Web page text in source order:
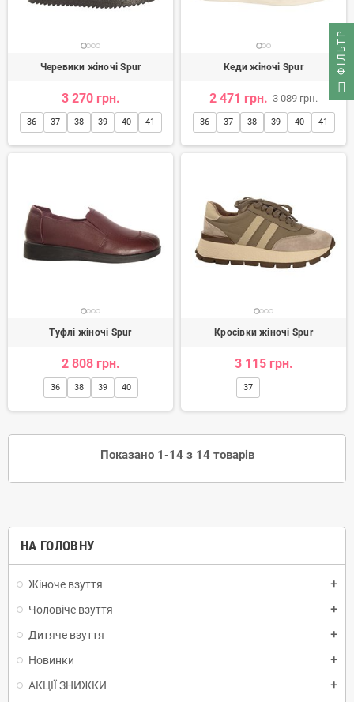
НА ГОЛОВНУ
Жіноче взуття add
Чоловіче взуття add
Дитяче взуття add
Новинки add
АКЦІЇ ЗНИЖКИ add
Черевики жіночі Spur
3 270 грн.
36 37 38 39 40 41
Кеди жіночі Spur
2 471 грн. 3 089 грн.
36 37 38 39 40 41
Туфлі жіночі Spur
2 808 грн.
36 38 39 40
Кросівки жіночі Spur
3 115 грн.
37
Показано 1-14 з 14 товарів
ФІЛЬТР